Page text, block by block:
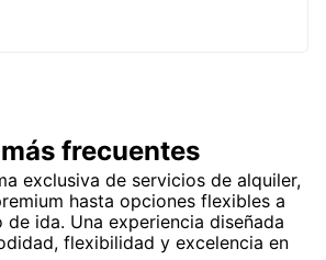
frecuentes
exclusiva de servicios de alquiler,
hasta opciones flexibles a
ida. Una experiencia diseñada
flexibilidad y excelencia en